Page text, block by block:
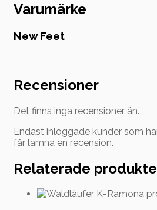
Varumärke
New Feet
Recensioner
Det finns inga recensioner än.
Endast inloggade kunder som
får lämna en recension.
Relaterade